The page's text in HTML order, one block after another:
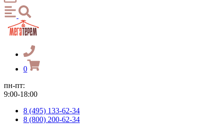
0
пн-пт:
9:00-18:00
8 (495) 133-62-34
8 (800) 200-62-34